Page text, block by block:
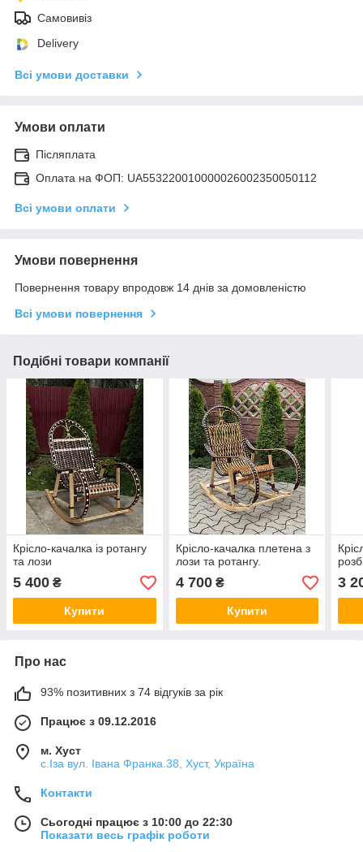
Самовивіз
Delivery
Всі умови доставки
Умови оплати
Післяплата
Оплата на ФОП: UA553220010000026002350050112
Всі умови оплати
Умови повернення
Повернення товару впродовж 14 днів за домовленістю
Всі умови повернення
Подібні товари компанії
Крісло-качалка із ротангу
та лози
5 400 ₴
Купити
Крісло-качалка плетена з
лози та ротангу.
4 700₴
Купити
3
Про нас
93% позитивних з 74 відгуків за рік
Працює з 09.12.2016
м. Хуст
с.Іза вул. Івана Франка.38, Хуст, Україна
Контакти
Сьогодні працює з 10:00 до 22:30
Показати весь графік роботи